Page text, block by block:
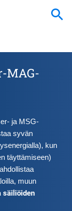
MAG-
ja MSG-
syvän
kun
täyttämiseen)
muun
säiliöiden